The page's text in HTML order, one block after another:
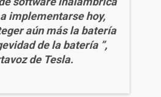
implementarse hoy,
aún más la batería
de la batería ”,
de Tesla.